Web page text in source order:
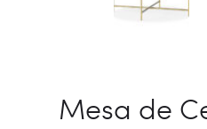
Mesa de